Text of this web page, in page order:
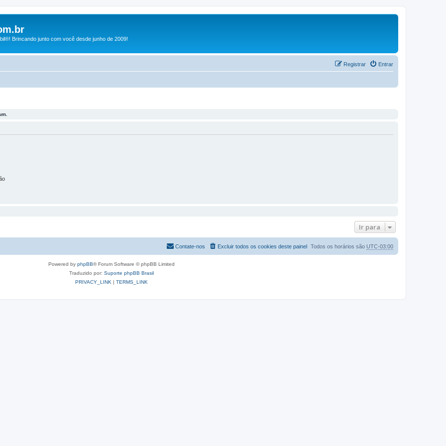
Brincando junto com você desde junho de 2009!
Entrar
Registrar
Ir para
Todos os horários são UTC-03:00
Excluir todos os cookies deste painel
Contate-nos
Powered by phpBB® Forum Software © phpBB Limited
Traduzido por: Suporte phpBB Brasil
PRIVACY_LINK | TERMS_LINK